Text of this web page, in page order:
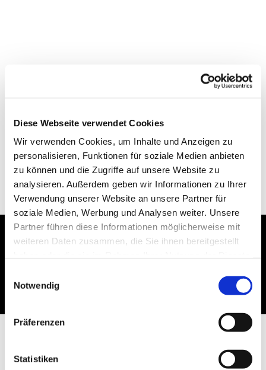
Diese Webseite verwendet Cookies
Wir verwenden Cookies, um Inhalte und Anzeigen zu
personalisieren, Funktionen für soziale Medien anbieten
zu können und die Zugriffe auf unsere Website zu
analysieren. Außerdem geben wir Informationen zu Ihrer
Verwendung unserer Website an unsere Partner für
soziale Medien, Werbung und Analysen weiter. Unsere
Partner führen diese Informationen möglicherweise mit
weiteren Daten zusammen, die Sie ihnen bereitgestellt
Notwendig
Präferenzen
Statistiken
Dies könnte Sie auch